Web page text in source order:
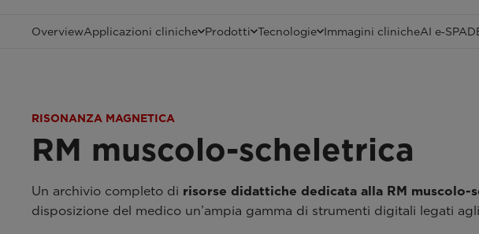
OverviewApplicazioni cliniche Prodotti Tecnologie Immagini clinicheAI
RISONANZA MAGNETICA
RM muscolo-scheletrica
Un archivio completo di risorse didattiche dedicata alla RM muscolo-
disposizione del medico un’ampia gamma di strumenti digitali legati